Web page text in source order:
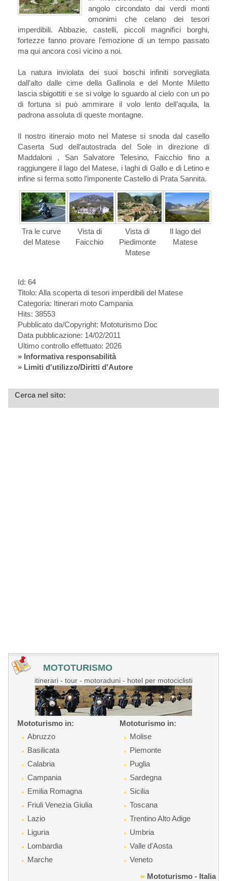
angolo circondato dai verdi monti
omonimi che celano dei tesori
imperdibili. Abbazie, castelli, piccoli magnifìci borghi,
fortezze fanno provare l’emozione di un tempo passato
ma qui ancora così vicino a noi.
La natura inviolata dei suoi boschi infiniti sorvegliata
dall’alto dalle cime della Gallinola e del Monte Miletto
lascia sbigottiti e se si volge lo sguardo al cielo con un po
di fortuna si può ammirare il volo lento dell’aquila, la
padrona assoluta di queste montagne.
Il nostro itineraio moto nel Matese si snoda dal casello
Caserta Sud dell’autostrada del Sole in direzione di
Maddaloni , San Salvatore Telesino, Faicchio fino a
raggiungere il lago del Matese, i laghi di Gallo e di Letino e
infine si ferma sotto l’imponente Castello di Prata Sannita.
Tra le curve
del Matese
Vista di
Faicchio
Vista di
Piedimonte
Matese
Il lago del
Matese
Id: 64
Titolo: Alla scoperta di tesori imperdibili del Matese
Categoria: Itinerari moto Campania
Hits: 38553
Pubblicato da/Copyright: Mototurismo Doc
Data pubblicazione: 14/02/2011
Ultimo controllo effettuato: 2026
» Informativa responsabilità
» Limiti d'utilizzo/Diritti d'Autore
Cerca nel sito:
MOTOTURISMO
itinerari - tour - motoraduni - hotel per motociclisti
Mototurismo in:
Abruzzo
Basilicata
Calabria
Campania
Emilia Romagna
Friuli Venezia Giulia
Lazio
Liguria
Lombardia
Marche
Mototurismo in:
Molise
Piemonte
Puglia
Sardegna
Sicilia
Toscana
Trentino Alto Adige
Umbria
Valle d'Aosta
Veneto
Mototurismo - Italia